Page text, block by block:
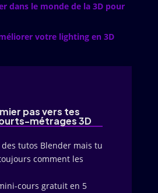
dans le monde de la 3D pour
votre lighting en 3D
pas vers tes
métrages 3D
tutos Blender mais tu
comment les
cours gratuit en 5